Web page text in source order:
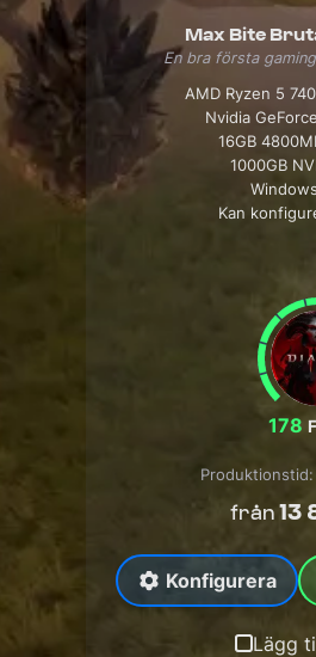
Max Bite
En bra första
AMD Ryzen 5
Nvidia
16GB
1000GB
Kan
178
från 13
Konfigurera
Lägg